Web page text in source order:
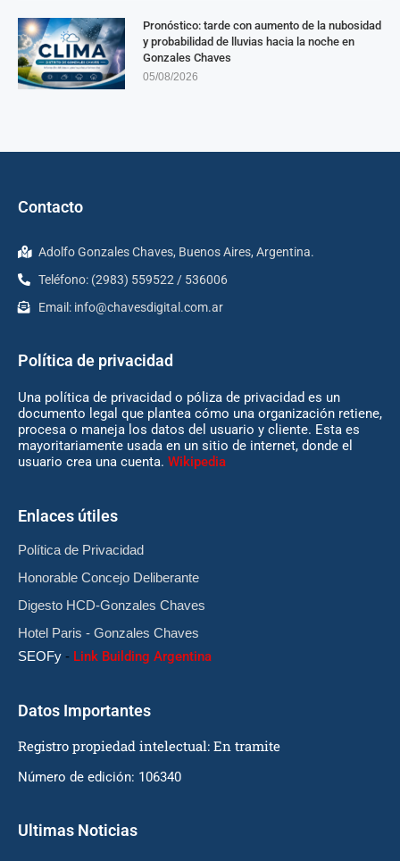
Pronóstico: tarde con aumento de la nubosidad
y probabilidad de lluvias hacia la noche en
Gonzales Chaves
05/08/2026
Contacto
Adolfo Gonzales Chaves, Buenos Aires, Argentina.
Teléfono: (2983) 559522 / 536006
Email: info@chavesdigital.com.ar
Política de privacidad
Una política de privacidad o póliza de privacidad es un
documento legal que plantea cómo una organización retiene,
procesa o maneja los datos del usuario y cliente. Esta es
mayoritariamente usada en un sitio de internet, donde el
usuario crea una cuenta. Wikipedia
Enlaces útiles
Política de Privacidad
Honorable Concejo Deliberante
Digesto HCD-Gonzales Chaves
Hotel Paris - Gonzales Chaves
SEOFy - Link Building Argentina
Datos Importantes
Registro propiedad intelectual: En tramite
Número de edición: 106340
Ultimas Noticias